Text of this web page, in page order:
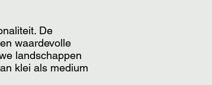
De
waardevolle
landschappen
klei als medium